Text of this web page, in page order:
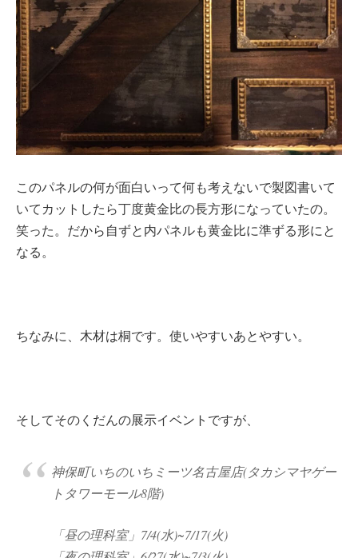
このパネルの何が面白いって何も考えないで製図書いて
いてカットしたら丁度黄金比の長方形になっていたの。
笑った。だから自ずと内パネルも黄金比に準ずる形にと
なる。
ちなみに、木材は桐です。使いやすいあとやすい。
そしてそのくだんの展示イベントですが、
神保町いちのいちミーツ名古屋店(タカシマヤゲー
トタワーモール8階)
「昼の理科室」7/4(水)~7/17(火)